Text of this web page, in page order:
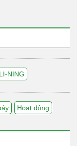
LI-NING
Hoạt động